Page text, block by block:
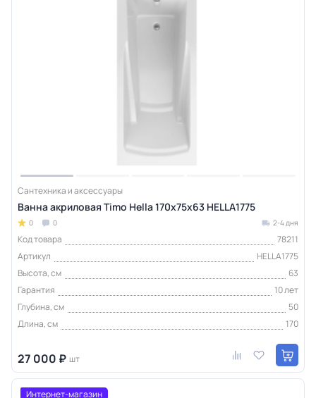
Сантехника и аксессуары
Ванна акриловая Timo Hella 170х75х63 HELLA1775
0 0 2-4 дня
Код товара
78211
Артикул
HELLA1775
Высота, см
63
Гарантия
10 лет
Глубина, см
50
Длина, см
170
27 000 ₽ шт
Интернет-магазин